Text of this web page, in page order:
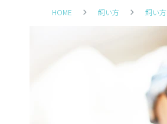
HOME 飼い方 飼い方